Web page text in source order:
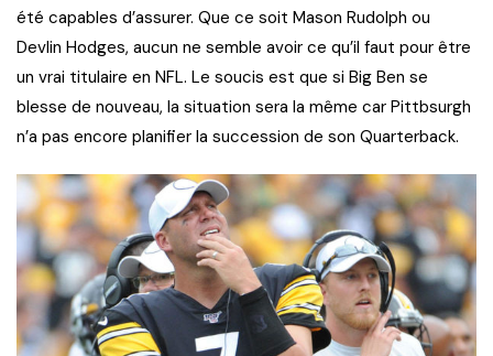
été capables d’assurer. Que ce soit Mason Rudolph ou
Devlin Hodges, aucun ne semble avoir ce qu’il faut pour être
un vrai titulaire en NFL. Le soucis est que si Big Ben se
blesse de nouveau, la situation sera la même car Pittbsurgh
n’a pas encore planifier la succession de son Quarterback.